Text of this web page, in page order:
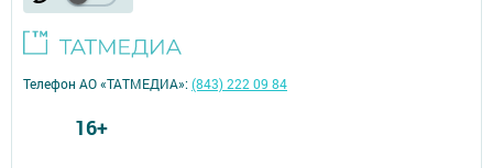
Телефон АО «ТАТМЕДИА»:(843) 222 09 84
16+